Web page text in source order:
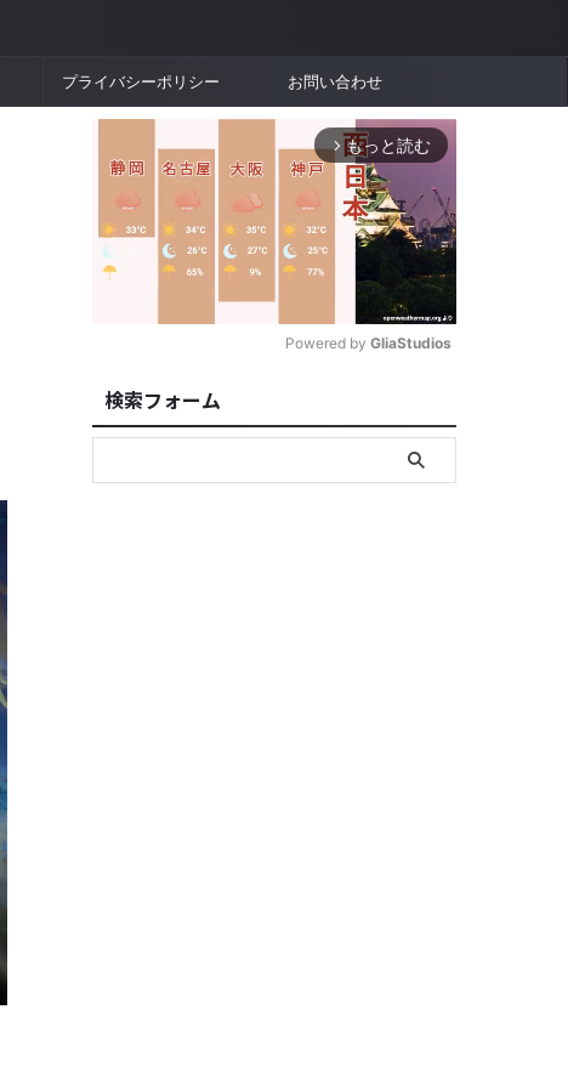
プライバシーポリシー お問い合わせ
arrow_forward_ios もっと読む
u
t
Powered by GliaStudios
検索フォーム